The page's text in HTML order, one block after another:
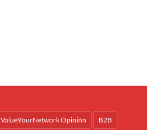
ValueYourNetwork Opinión B2B